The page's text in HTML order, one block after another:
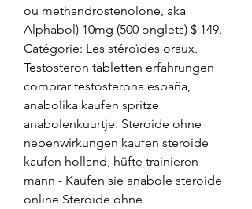
ou methandrostenolone, aka
Alphabol) 10mg (500 onglets) $ 149.
Catégorie: Les stéroïdes oraux.
Testosteron tabletten erfahrungen
comprar testosterona españa,
anabolika kaufen spritze
anabolenkuurtje. Steroide ohne
nebenwirkungen kaufen steroide
kaufen holland, hüfte trainieren
mann - Kaufen sie anabole steroide
online Steroide ohne